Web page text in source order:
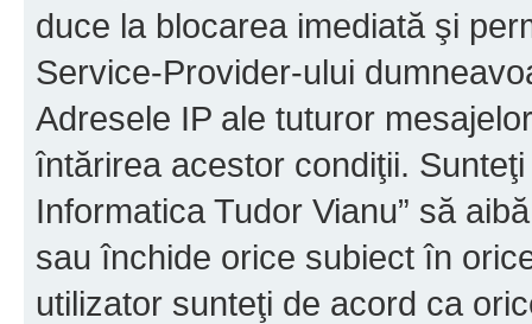
duce la blocarea imediată şi
Service-Provider-ului
Adresele IP ale tuturor
întărirea acestor condiţii.
Informatica Tudor Vianu” să
sau închide orice subiect în
utilizator sunteţi de acord ca